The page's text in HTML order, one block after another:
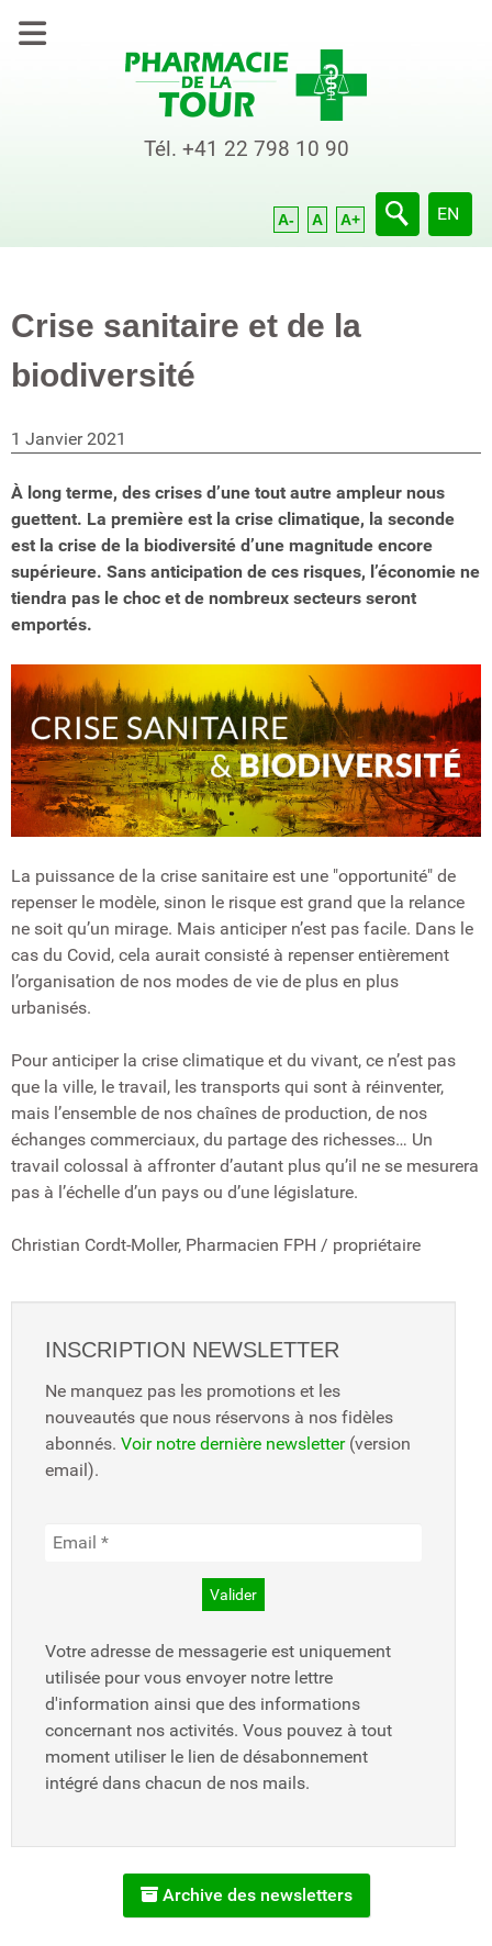
Tél. +41 22 798 10 90
A- A A+ EN
Crise sanitaire et de la
biodiversité
1 Janvier 2021
À long terme, des crises d’une tout autre ampleur nous
guettent. La première est la crise climatique, la seconde
est la crise de la biodiversité d’une magnitude encore
supérieure. Sans anticipation de ces risques, l’économie ne
tiendra pas le choc et de nombreux secteurs seront
emportés.
La puissance de la crise sanitaire est une "opportunité" de
repenser le modèle, sinon le risque est grand que la relance
ne soit qu’un mirage. Mais anticiper n’est pas facile. Dans le
cas du Covid, cela aurait consisté à repenser entièrement
l’organisation de nos modes de vie de plus en plus
urbanisés.
Pour anticiper la crise climatique et du vivant, ce n’est pas
que la ville, le travail, les transports qui sont à réinventer,
mais l’ensemble de nos chaînes de production, de nos
échanges commerciaux, du partage des richesses… Un
travail colossal à affronter d’autant plus qu’il ne se mesurera
pas à l’échelle d’un pays ou d’une législature.
Christian Cordt-Moller, Pharmacien FPH / propriétaire
INSCRIPTION NEWSLETTER
Ne manquez pas les promotions et les
nouveautés que nous réservons à nos fidèles
abonnés. Voir notre dernière newsletter(version
email).
Votre adresse de messagerie est uniquement
utilisée pour vous envoyer notre lettre
d'information ainsi que des informations
concernant nos activités. Vous pouvez à tout
moment utiliser le lien de désabonnement
intégré dans chacun de nos mails.
Archive des newsletters